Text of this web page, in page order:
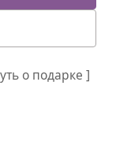
о подарке ]